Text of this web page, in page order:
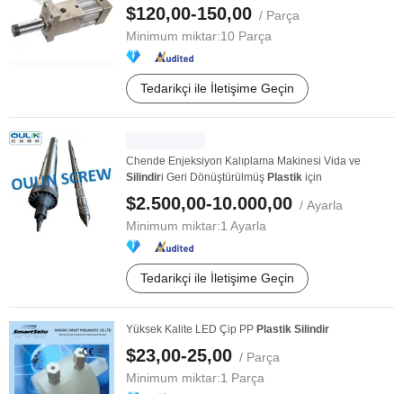
$120,00-150,00 / Parça
Minimum miktar:10 Parça
Tedarikçi ile İletişime Geçin
Chende Enjeksiyon Kalıplama Makinesi Vida ve
Silindiri Geri Dönüştürülmüş Plastik için
$2.500,00-10.000,00 / Ayarla
Minimum miktar:1 Ayarla
Tedarikçi ile İletişime Geçin
Yüksek Kalite LED Çip PP Plastik Silindir
$23,00-25,00 / Parça
Minimum miktar:1 Parça